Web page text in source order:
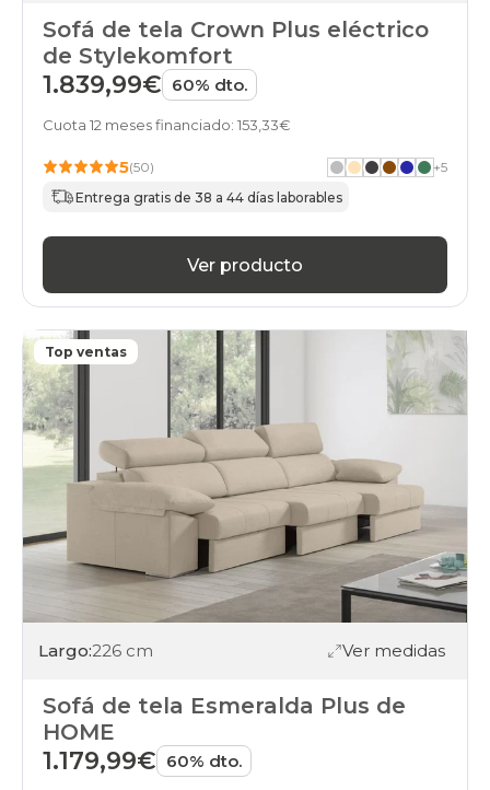
Sofá de tela Crown Plus eléctrico
de Stylekomfort
1.839,99€ 60% dto.
Cuota 12 meses financiado: 153,33€
5(50) +5
Entrega gratis de 38 a 44 días laborables
Ver producto
Top ventas
Largo:226 cm Ver medidas
Sofá de tela Esmeralda Plus de
HOME
1.179,99€ 60% dto.